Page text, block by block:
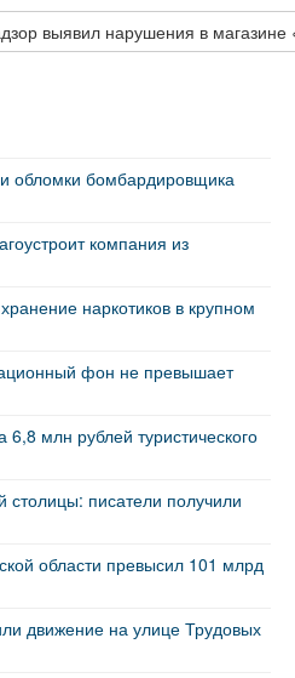
выявил нарушения в
обломки бомбардировщика
компания из
наркотиков в крупном
фон не превышает
млн рублей туристического
писатели получили
области превысил 101 млрд
движение на улице Трудовых